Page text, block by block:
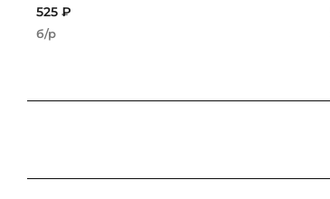
525 ₽
б/р